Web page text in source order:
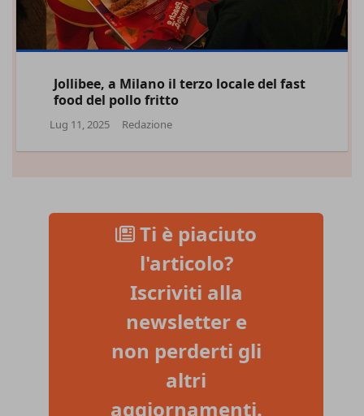
Jollibee, a Milano il terzo locale del fast
food del pollo fritto
Lug 11, 2025 Redazione
Ti è piaciuto
l'articolo?
Iscriviti alla
newsletter e
non perderti gli
altri
aggiornamenti.